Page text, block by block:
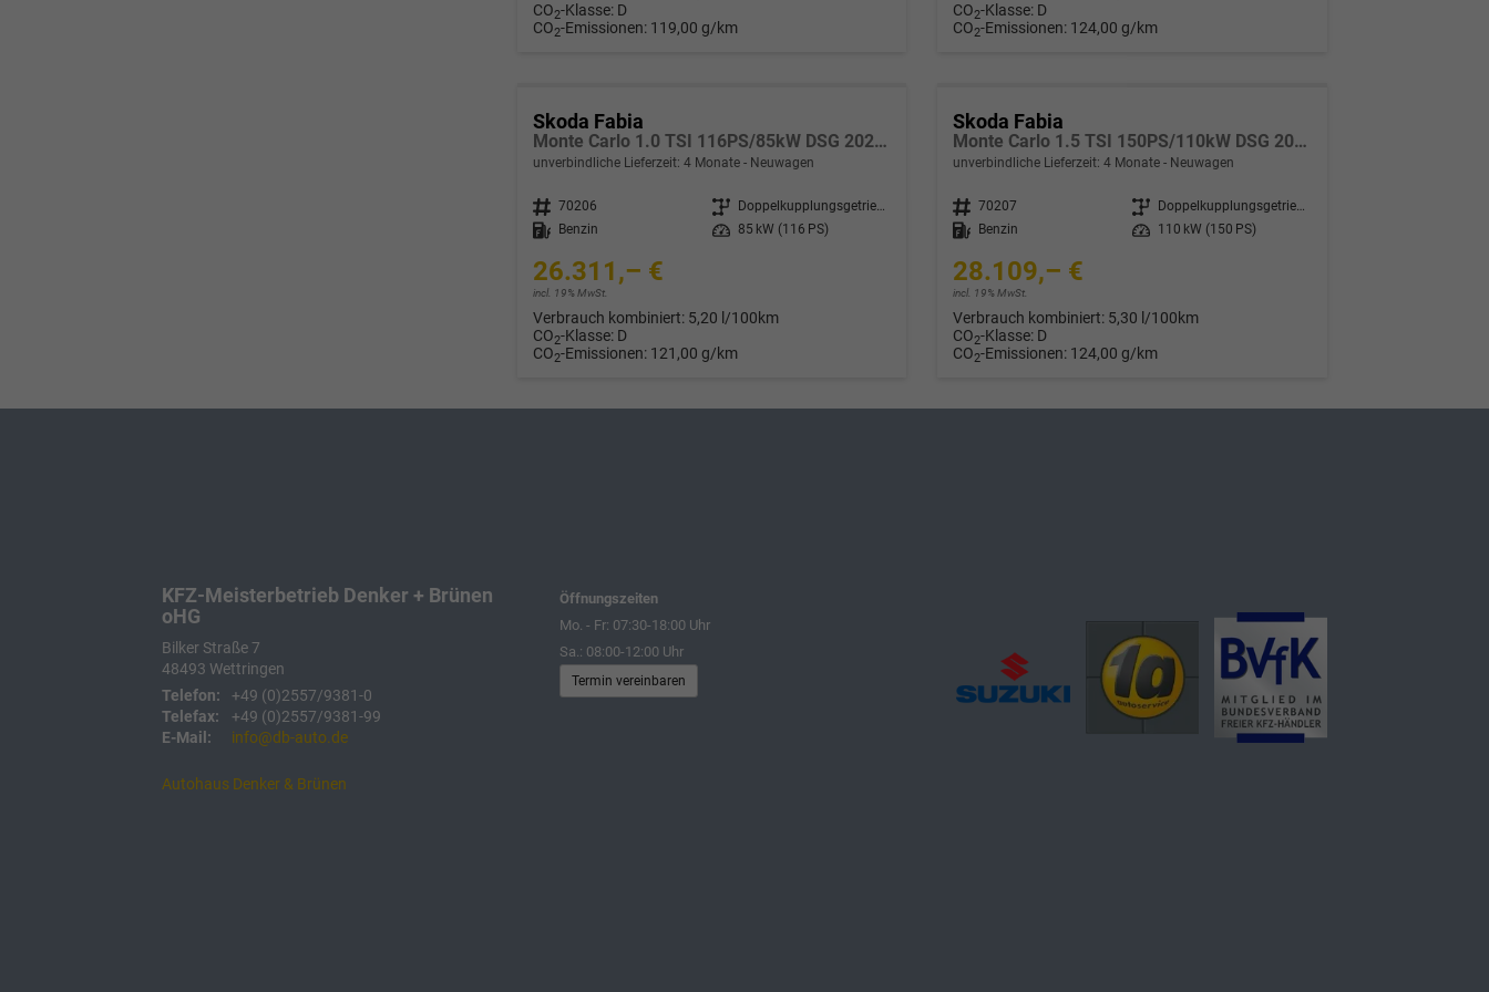
CO2-Klasse: D
CO2-Emissionen: 119,00 g/km
CO2-Klasse: D
CO2-Emissionen: 124,00 g/km
Skoda Fabia
Monte Carlo 1.0 TSI 116PS/85kW DSG 2027 *VOLL-LED+Sportsitze*
unverbindliche Lieferzeit: 4 Monate Neuwagen
Fahrzeugnr. 70206 Getriebe
Doppelkupplungsgetriebe (DSG)
Kraftstoff
Benzin Leistung 85 kW (116 PS)
26.311,– €
incl. 19% MwSt.
Verbrauch kombiniert: 5,20 l/100km
CO2-Klasse: D
CO2-Emissionen: 121,00 g/km
Skoda Fabia
Monte Carlo 1.5 TSI 150PS/110kW DSG 2027 *VOLL-LED+Sportsitze*
unverbindliche Lieferzeit:4 Monate Neuwagen
Fahrzeugnr. 70207 Getriebe
Doppelkupplungsgetriebe (DSG)
Kraftstoff
Benzin Leistung 110 kW (150 PS)
28.109,– €
incl. 19% MwSt.
Verbrauch kombiniert: 5,30 l/100km
CO2-Klasse: D
CO2-Emissionen: 124,00 g/km
KFZ-Meisterbetrieb Denker + Brünen
oHG
Bilker Straße 7
48493 Wettringen
Telefon:
+49 (0)2557/9381-0
Telefax:
+49 (0)2557/9381-99
E-Mail:
info@db-auto.de
Öffnungszeiten
Mo. - Fr: 07:30-18:00 Uhr
Sa.: 08:00-12:00 Uhr
Termin vereinbaren
Autohaus Denker & Brünen